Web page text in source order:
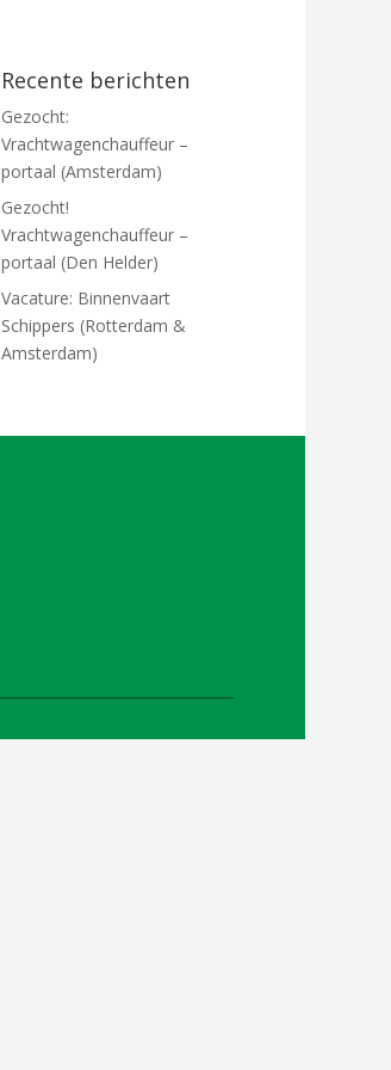
Recente berichten
Gezocht:
Vrachtwagenchauffeur –
portaal (Amsterdam)
Gezocht!
Vrachtwagenchauffeur –
portaal (Den Helder)
Vacature: Binnenvaart
Schippers (Rotterdam &
Amsterdam)